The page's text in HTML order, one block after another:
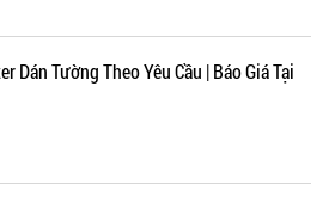
Dán Tường Theo Yêu Cầu | Báo Giá Tại